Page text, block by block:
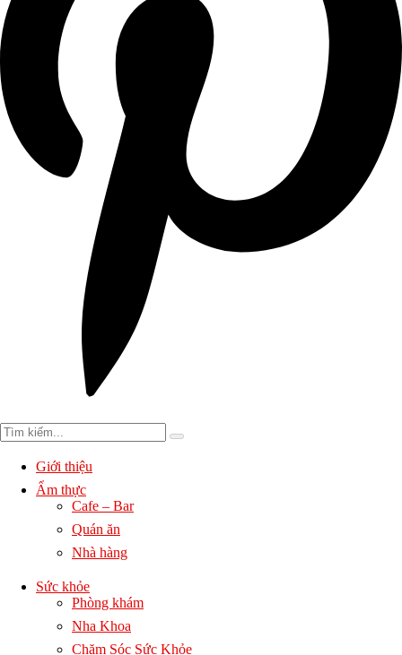
Giới thiệu
Ẩm thực
Cafe – Bar
Quán ăn
Nhà hàng
Sức khỏe
Phòng khám
Nha Khoa
Chăm Sóc Sức Khỏe